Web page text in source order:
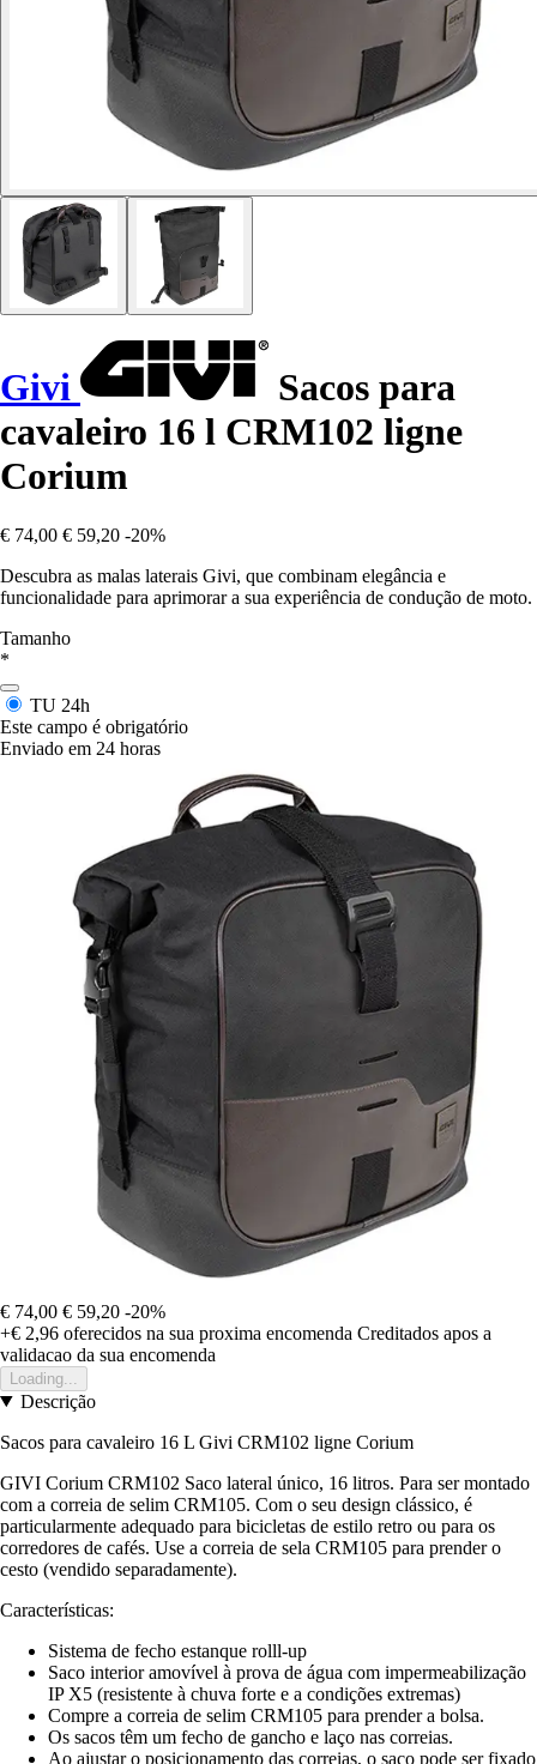
Givi
Sacos para
cavaleiro 16 l CRM102 ligne
Corium
€ 74,00 € 59,20 -20%
Descubra as malas laterais Givi, que combinam elegância e
funcionalidade para aprimorar a sua experiência de condução de moto.
Tamanho
*
TU 24h
Este campo é obrigatório
Enviado em 24 horas
€ 74,00 € 59,20 -20%
+€ 2,96 oferecidos na sua proxima encomenda Creditados apos a
validacao da sua encomenda
Loading...
Descrição
Sacos para cavaleiro 16 L Givi CRM102 ligne Corium
GIVI Corium CRM102 Saco lateral único, 16 litros. Para ser montado
com a correia de selim CRM105. Com o seu design clássico, é
particularmente adequado para bicicletas de estilo retro ou para os
corredores de cafés. Use a correia de sela CRM105 para prender o
cesto (vendido separadamente).
Características:
Sistema de fecho estanque rolll-up
Saco interior amovível à prova de água com impermeabilização
IP X5 (resistente à chuva forte e a condições extremas)
Compre a correia de selim CRM105 para prender a bolsa.
Os sacos têm um fecho de gancho e laço nas correias.
Ao ajustar o posicionamento das correias, o saco pode ser fixado